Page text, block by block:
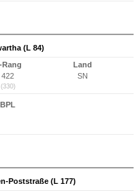
(L 84)
Rang
422
(330)
Land
SN
BPL
Poststraße (L 177)